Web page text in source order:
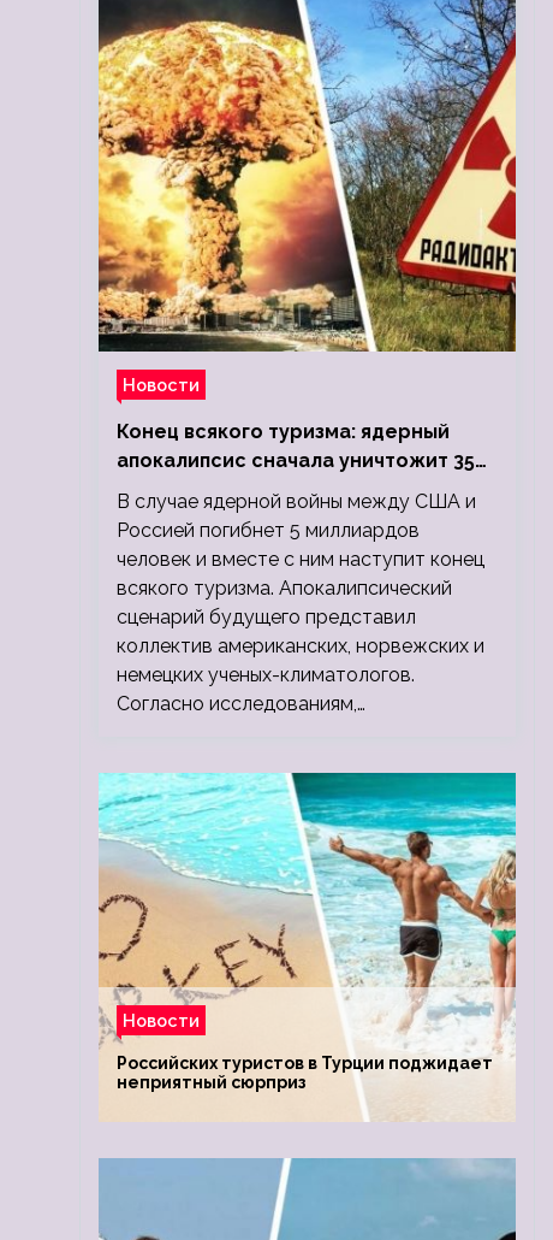
Новости
Конец всякого туризма: ядерный
апокалипсис сначала уничтожит 350
миллионов, а потом 5 миллиардов
людей
В случае ядерной войны между США и
Россией погибнет 5 миллиардов
человек и вместе с ним наступит конец
всякого туризма. Апокалипсический
сценарий будущего представил
коллектив американских, норвежских и
немецких ученых-климатологов.
Согласно исследованиям,…
Новости
Российских туристов в Турции поджидает
неприятный сюрприз